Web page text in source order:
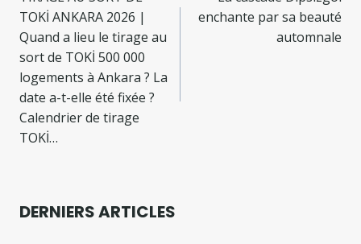
l’article
TOKİ ANKARA 2026 |
Quand a lieu le tirage au
sort de TOKİ 500 000
logements à Ankara ? La
date a-t-elle été fixée ?
Calendrier de tirage
TOKİ…
enchante par sa beauté
automnale
DERNIERS ARTICLES